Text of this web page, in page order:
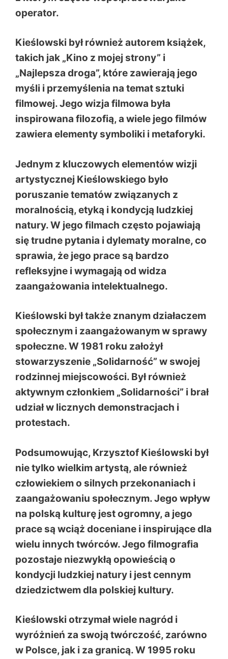
operator.
Kieślowski był również autorem książek,
takich jak „Kino z mojej strony” i
„Najlepsza droga”, które zawierają jego
myśli i przemyślenia na temat sztuki
filmowej. Jego wizja filmowa była
inspirowana filozofią, a wiele jego filmów
zawiera elementy symboliki i metaforyki.
Jednym z kluczowych elementów wizji
artystycznej Kieślowskiego było
poruszanie tematów związanych z
moralnością, etyką i kondycją ludzkiej
natury. W jego filmach często pojawiają
się trudne pytania i dylematy moralne, co
sprawia, że jego prace są bardzo
refleksyjne i wymagają od widza
zaangażowania intelektualnego.
Kieślowski był także znanym działaczem
społecznym i zaangażowanym w sprawy
społeczne. W 1981 roku założył
stowarzyszenie „Solidarność” w swojej
rodzinnej miejscowości. Był również
aktywnym członkiem „Solidarności” i brał
udział w licznych demonstracjach i
protestach.
Podsumowując, Krzysztof Kieślowski był
nie tylko wielkim artystą, ale również
człowiekiem o silnych przekonaniach i
zaangażowaniu społecznym. Jego wpływ
na polską kulturę jest ogromny, a jego
prace są wciąż doceniane i inspirujące dla
wielu innych twórców. Jego filmografia
pozostaje niezwykłą opowieścią o
kondycji ludzkiej natury i jest cennym
dziedzictwem dla polskiej kultury.
Kieślowski otrzymał wiele nagród i
wyróżnień za swoją twórczość, zarówno
w Polsce, jak i za granicą. W 1995 roku